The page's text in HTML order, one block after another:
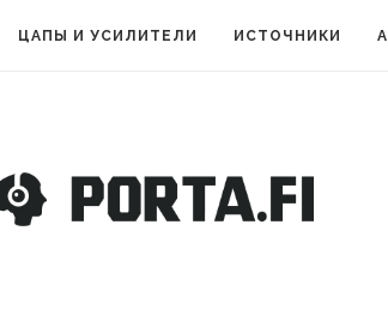
ЦАПЫ И УСИЛИТЕЛИ ИСТОЧНИКИ